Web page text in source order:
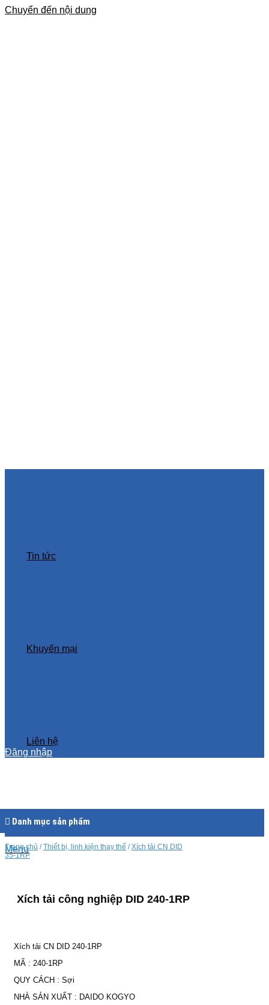
Chuyển đến nội dung
Tin tức
Khuyến mại
Liên hệ
Đăng nhập
Menu
HN: 0963 422 662
Giỏ hàng
Chưa có sản phẩm trong giỏ hàng.
Danh mục sản phẩm
Trang chủ / Thiết bị, linh kiện thay thế / Xích tải CN DID
35-1RP
Xích tải công nghiệp DID 240-1RP
Xích tải CN DID 240-1RP
MÃ : 240-1RP
QUY CÁCH : Sợi
NHÀ SẢN XUẤT : DAIDO KOGYO